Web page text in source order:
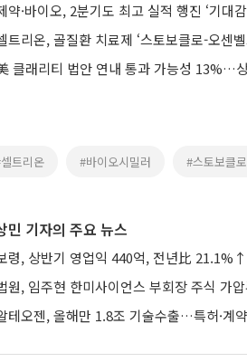
약·바이오, 2분기도 최고 실적 행진 ‘기대감
트리온, 골질환 치료제 ‘스토보클로-오센
클래리티 법안 연내 통과 가능성 13%…
트리온 #바이오시밀러 #스토보클
민 기자의 주요 뉴스
령, 상반기 영업익 440억, 전년比
원, 임주현 한미사이언스 부회장 주식 가
테오젠, 올해만 1.8조 기술수출…특허·계약